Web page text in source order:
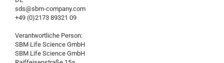
sds@sbm-company.com
+49 (0)2173 89321 09
Verantwortliche Person:
SBM Life Science GmbH
SBM Life Science GmbH